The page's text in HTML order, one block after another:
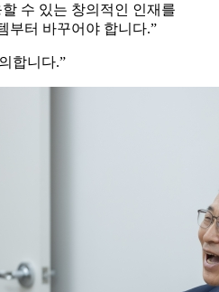
수 있는 창의적인 인재를
부터 바꾸어야 합니다.”
합니다.”